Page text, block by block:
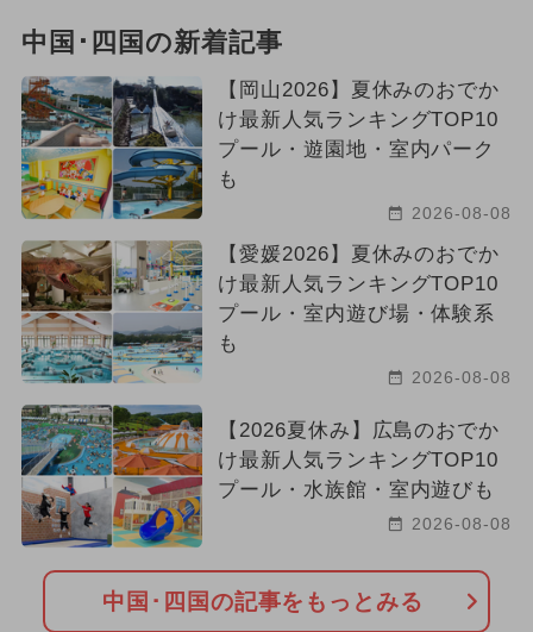
中国･四国の新着記事
【岡山2026】夏休みのおでか
け最新人気ランキングTOP10
プール・遊園地・室内パーク
も
2026-08-08
【愛媛2026】夏休みのおでか
け最新人気ランキングTOP10
プール・室内遊び場・体験系
も
2026-08-08
【2026夏休み】広島のおでか
け最新人気ランキングTOP10
プール・水族館・室内遊びも
2026-08-08
中国･四国の記事をもっとみる